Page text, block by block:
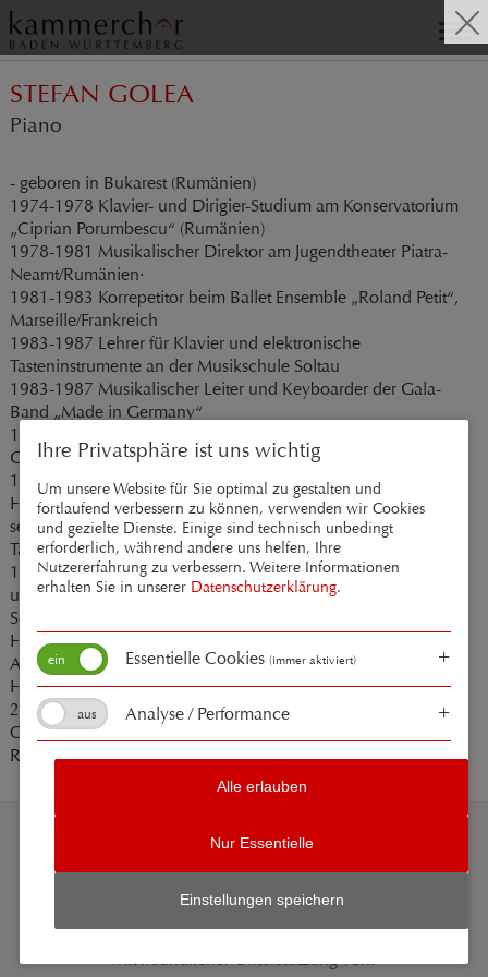
STEFAN GOLEA
Piano
- geboren in Bukarest (Rumänien)
1974-1978 Klavier- und Dirigier-Studium am Konservatorium
„Ciprian Porumbescu“ (Rumänien)
1978-1981 Musikalischer Direktor am Jugendtheater Piatra-
Neamt/Rumänien·
1981-1983 Korrepetitor beim Ballet Ensemble „Roland Petit“,
Marseille/Frankreich
1983-1987 Lehrer für Klavier und elektronische
Tasteninstrumente an der Musikschule Soltau
1983-1987 Musikalischer Leiter und Keyboarder der Gala-
Band „Made in Germany“
1985 Musikalischer Leiter auf dem Kreuzfahrtschiff „Maxim
Gorki“
1985 Keyboarder beim Musical „Cats“, Produktionsort
Hamburg
seit 1987 Lehrer für Klavier und elektronische
Tasteninstrumente an der Musik-und Singschule Heidelberg
1998-2008 Keyboarder und Arrangeur verschiedene Cover
und Gala Bands
Seit 1999 Musical Director am Hotel „Europäischer Hof" in
Heidelberg
Arrangeur der Oper „Das Zauberwort“, Uraufführung in
Heidelberg 2006
2007-2009 Arrangeur und musikalischer Leiter der
Chorprojekte „The World of Queen“ und „The Legends of
Rock“ der Chorgemeinschaft Speyer
Medien Kontakt
Mit freundlicher Unterstützung von:
Ihre Privatsphäre ist uns wichtig
Um unsere Website für Sie optimal zu gestalten und
fortlaufend verbessern zu können, verwenden wir Cookies
und gezielte Dienste. Einige sind technisch unbedingt
erforderlich, während andere uns helfen, Ihre
Nutzererfahrung zu verbessern. Weitere Informationen
erhalten Sie in unserer Datenschutzerklärung.
Alle erlauben
Nur Essentielle
Einstellungen speichern
Essentielle Cookies (immer aktiviert)
Analyse / Performance